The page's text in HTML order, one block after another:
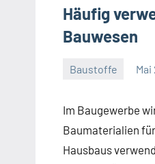
Häufig
Bauwesen
Baustoffe Mai
Im Baugewerbe
Baumaterialien
Hausbaus